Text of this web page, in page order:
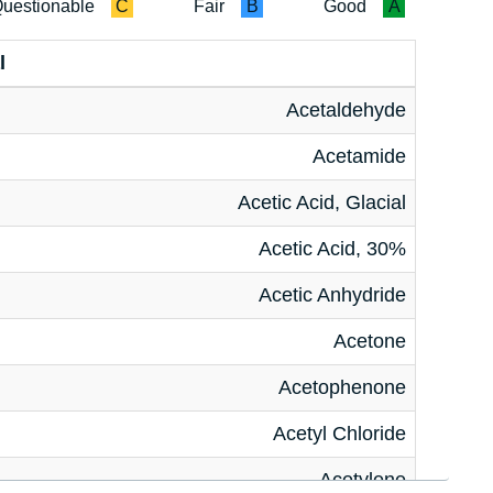
A
Good
B
Fair
C
Acetaldehyde
Acetamide
Acetic Acid, Glacial
Acetic Acid, 30%
Acetic Anhydride
Acetone
Acetophenone
Acetyl Chloride
Acetylene